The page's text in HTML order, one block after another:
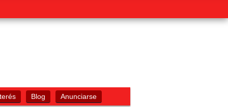
Blog Anunciarse